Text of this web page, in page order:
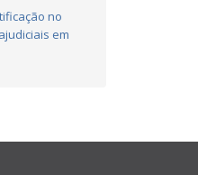
no
em